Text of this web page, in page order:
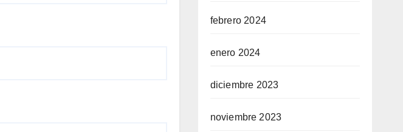
febrero 2024
enero 2024
diciembre 2023
noviembre 2023